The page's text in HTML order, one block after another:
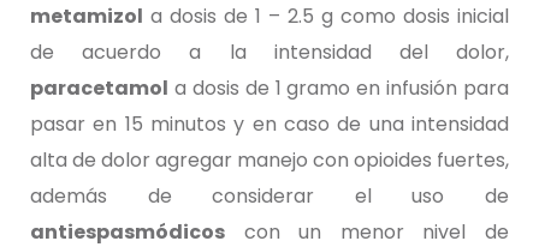
metamizol a dosis de 1 – 2.5 g como dosis inicial
de acuerdo a la intensidad del dolor,
paracetamol a dosis de 1 gramo en infusión para
pasar en 15 minutos y en caso de una intensidad
alta de dolor agregar manejo con opioides fuertes,
además de considerar el uso de
antiespasmódicos con un menor nivel de